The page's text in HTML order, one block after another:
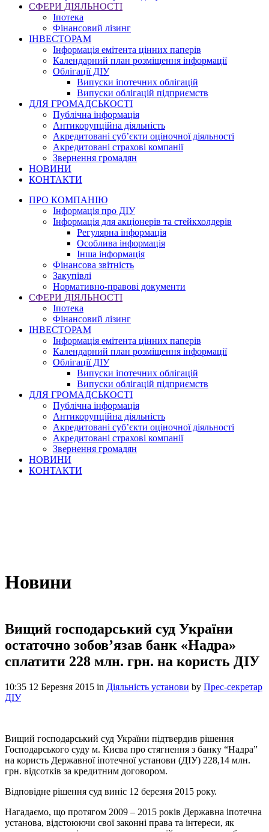
СФЕРИ ДІЯЛЬНОСТІ
Іпотека
Фінансовий лізинг
ІНВЕСТОРАМ
Інформація емітента цінних паперів
Календарний план розміщення інформації
Облігації ДІУ
Випуски іпотечних облігацій
Випуски облігацій підприємств
ДЛЯ ГРОМАДСЬКОСТІ
Публічна інформація
Антикорупційна діяльність
Акредитовані суб’єкти оціночної діяльності
Акредитовані страхові компанії
Звернення громадян
НОВИНИ
КОНТАКТИ
ПРО КОМПАНІЮ
Інформація про ДІУ
Інформація для акціонерів та стейкхолдерів
Регулярна інформація
Особлива інформація
Інша інформація
Фінансова звітність
Закупівлі
Нормативно-правові документи
СФЕРИ ДІЯЛЬНОСТІ
Іпотека
Фінансовий лізинг
ІНВЕСТОРАМ
Інформація емітента цінних паперів
Календарний план розміщення інформації
Облігації ДІУ
Випуски іпотечних облігацій
Випуски облігацій підприємств
ДЛЯ ГРОМАДСЬКОСТІ
Публічна інформація
Антикорупційна діяльність
Акредитовані суб’єкти оціночної діяльності
Акредитовані страхові компанії
Звернення громадян
НОВИНИ
КОНТАКТИ
Новини
Вищий господарський суд України
остаточно зобов’язав банк «Надра»
сплатити 228 млн. грн. на користь ДІУ
10:35 12 Березня 2015 in Діяльність установи by Прес-секретар
ДІУ
Вищий господарський суд України підтвердив рішення
Господарського суду м. Києва про стягнення з банку “Надра”
на користь Державної іпотечної установи (ДІУ) 228,14 млн.
грн. відсотків за кредитним договором.
Відповідне рішення суд виніс 12 березня 2015 року.
Нагадаємо, що протягом 2009 – 2015 років Державна іпотечна
установа, відстоюючи свої законні права та інтереси, як